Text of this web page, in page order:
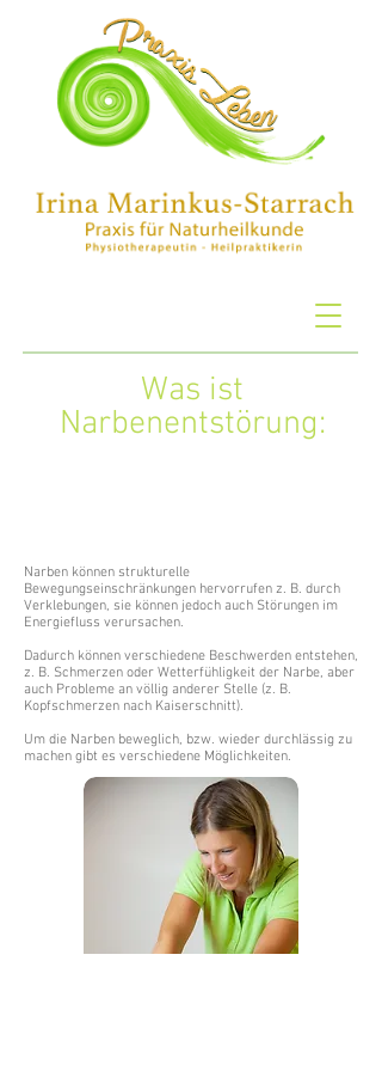
Was ist
Narbenentstörung:
Narben können strukturelle
Bewegungseinschränkungen hervorrufen z. B. durch
Verklebungen, sie können jedoch auch Störungen im
Energiefluss verursachen.
Dadurch können verschiedene Beschwerden entstehen,
z. B. Schmerzen oder Wetterfühligkeit der Narbe, aber
auch Probleme an völlig anderer Stelle (z. B.
Kopfschmerzen nach Kaiserschnitt).
Um die Narben beweglich, bzw. wieder durchlässig zu
machen gibt es verschiedene Möglichkeiten.